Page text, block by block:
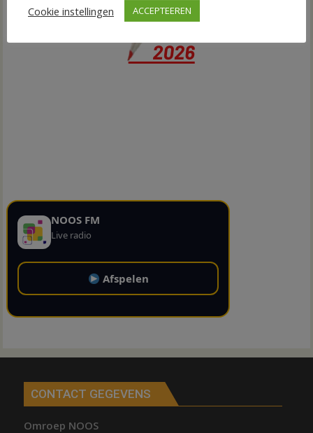
NOOS FM
Live radio
Afspelen
CONTACT GEGEVENS
Omroep NOOS
Cookie instellingen
ACCEPTEEREN